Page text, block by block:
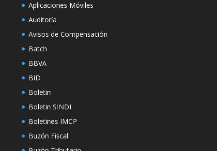
Aplicaciones Móviles
Auditoría
Avisos de Compensación
Batch
BBVA
BID
Boletin
Boletin SINDI
Boletines IMCP
Buzón Fiscal